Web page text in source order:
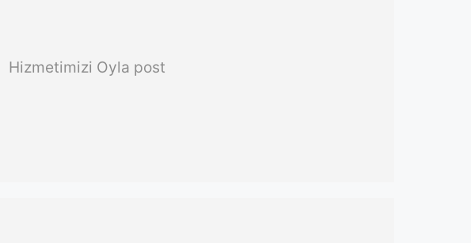
Hizmetimizi Oyla post